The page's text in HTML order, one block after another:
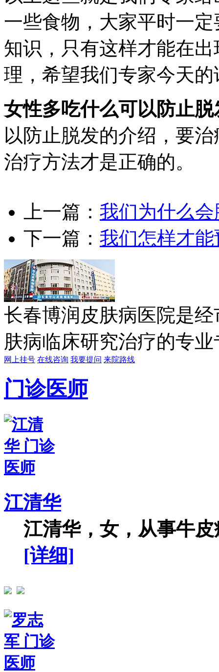
一些食物，大家平时一
知识，只有这样才能在
理，希望我们专家今天
女性多吃什么可以防止脱
以防止脱发的介绍，要
治疗方法才是正确的。
上一篇： 我们为什么
下一篇： 我们怎样才
长春博润皮肤病医院是
肤病临床研究治疗的专
网上挂号 在线咨询 我要提问 来院路线
门诊医师
江清华
江清华，女，从事牛
[详细]